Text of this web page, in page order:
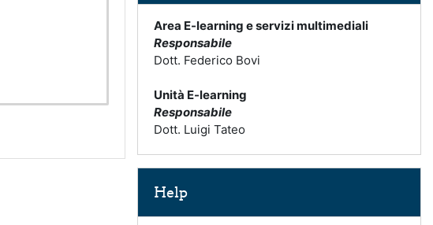
Area E-learning e servizi multimediali
Responsabile
Dott. Federico Bovi
Unità E-learning
Responsabile
Dott. Luigi Tateo
Help